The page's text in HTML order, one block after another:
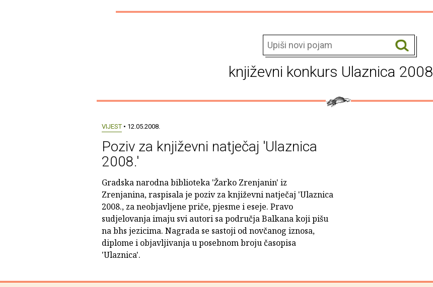
književni konkurs Ulaznica 2008
VIJEST• 12.05.2008.
Poziv za književni natječaj 'Ulaznica
2008.'
Gradska narodna biblioteka 'Žarko Zrenjanin' iz
Zrenjanina, raspisala je poziv za književni natječaj 'Ulaznica
2008., za neobjavljene priče, pjesme i eseje. Pravo
sudjelovanja imaju svi autori sa područja Balkana koji pišu
na bhs jezicima. Nagrada se sastoji od novčanog iznosa,
diplome i objavljivanja u posebnom broju časopisa
'Ulaznica'.